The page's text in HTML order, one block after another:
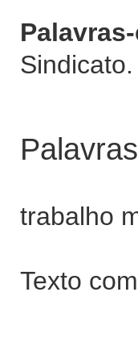
Sindicato.
trabalho
Texto